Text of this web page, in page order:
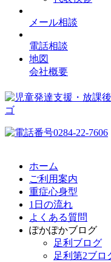
メール相談
電話相談
地図
会社概要
ホーム
ご利用案内
重症心身型
1日の流れ
よくある質問
ぽかぽかブログ
足利ブログ
足利第2ブロ